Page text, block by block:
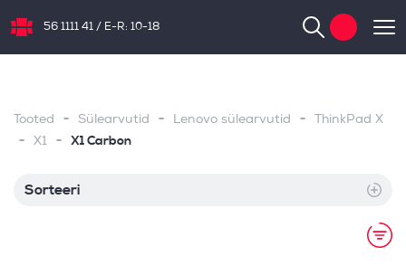
NB.ee
56 1111 41 / E-R: 10-18
Tooted - Sülearvutid - Lenovo sülearvutid - ThinkPad X
- X1 - X1 Carbon
Sorteeri